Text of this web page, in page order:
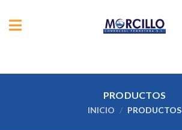
PRODUCTOS
INICIO PRODUCTOS